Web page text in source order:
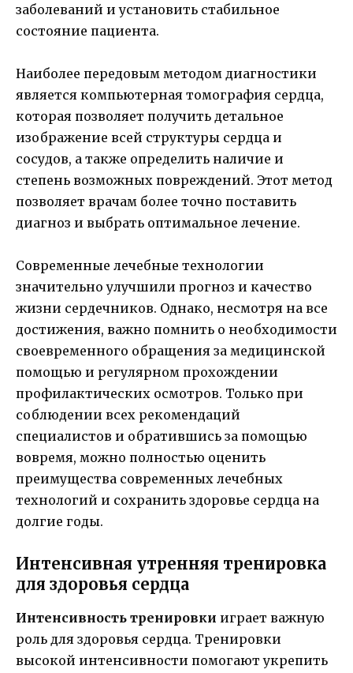
заболеваний и установить стабильное
состояние пациента.
Наиболее передовым методом диагностики
является компьютерная томография сердца,
которая позволяет получить детальное
изображение всей структуры сердца и
сосудов, а также определить наличие и
степень возможных повреждений. Этот метод
позволяет врачам более точно поставить
диагноз и выбрать оптимальное лечение.
Современные лечебные технологии
значительно улучшили прогноз и качество
жизни сердечников. Однако, несмотря на все
достижения, важно помнить о необходимости
своевременного обращения за медицинской
помощью и регулярном прохождении
профилактических осмотров. Только при
соблюдении всех рекомендаций
специалистов и обратившись за помощью
вовремя, можно полностью оценить
преимущества современных лечебных
технологий и сохранить здоровье сердца на
долгие годы.
Интенсивная утренняя тренировка
для здоровья сердца
Интенсивность тренировки играет важную
роль для здоровья сердца. Тренировки
высокой интенсивности помогают укрепить